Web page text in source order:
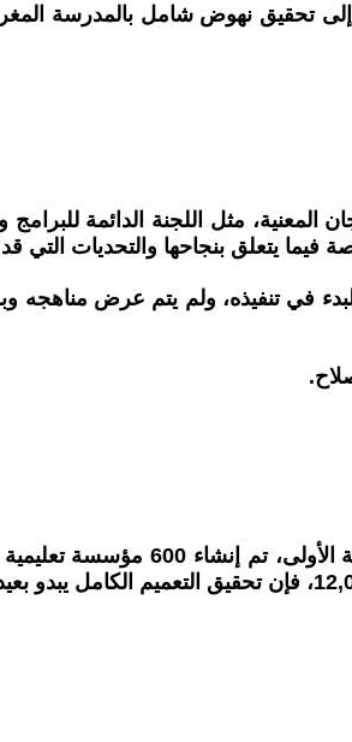
تحقيق نهوض شامل بالمدرسة
مثل اللجنة الدائمة
يتعلق بنجاحها والتحديات التي قد
تنفيذه، ولم يتم عرض مناهجه